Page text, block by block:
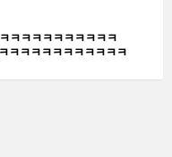
ㅁ친ㅋㅋㅋㅋㅋㅋㅋㅋㅋㅋㅋ
ㅋㅋㅋㅋㅋㅋㅋㅋㅋㅋㅋ